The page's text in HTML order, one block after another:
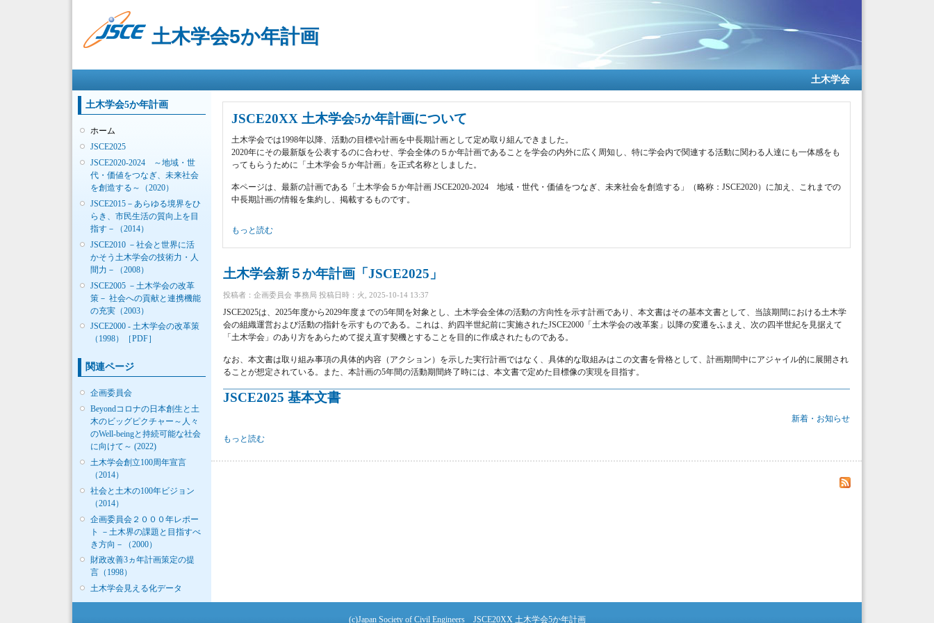
ツ
に
動
土木学会5か年計画
土木学会
土木学会5か年計画
ホーム
JSCE2025
JSCE2020-2024 ～地域・世
代・価値をつなぎ、未来社会
を創造する～（2020）
JSCE2015－あらゆる境界をひ
らき、市民生活の質向上を目
指す－（2014）
JSCE2010 －社会と世界に活
かそう土木学会の技術力・人
間力－（2008）
JSCE2005 －土木学会の改革
策－ 社会への貢献と連携機能
の充実（2003）
JSCE2000 - 土木学会の改革策
（1998）［PDF］
関連ページ
企画委員会
Beyondコロナの日本創生と土
木のビッグピクチャー～人々
のWell-beingと持続可能な社会
に向けて～ (2022)
土木学会創立100周年宣言
（2014）
社会と土木の100年ビジョン
（2014）
企画委員会２０００年レポー
ト －土木界の課題と目指すべ
き方向－（2000）
財政改善3ヵ年計画策定の提
言（1998）
土木学会見える化データ
JSCE20XX 土木学会5か年計画について
土木学会では1998年以降、活動の目標や計画を中長期計画として定め取り組んできました。
2020年にその最新版を公表するのに合わせ、学会全体の５か年計画であることを学会の内外に広く周知し、特に学会内で関連する活動に関わる人達にも一体感をも
ってもらうために「土木学会５か年計画」を正式名称としました。
本ページは、最新の計画である「土木学会５か年計画 JSCE2020-2024 地域・世代・価値をつなぎ、未来社会を創造する」（略称：JSCE2020）に加え、これまでの
中長期計画の情報を集約し、掲載するものです。
JSCE20XX 土木学会5か年計画について について
もっと読む
土木学会新５か年計画「JSCE2025」
投稿者： 企画委員会 事務局 投稿日時：火, 2025-10-14 13:37
JSCE2025は、2025年度から2029年度までの5年間を対象とし、土木学会全体の活動の方向性を示す計画であり、本文書はその基本文書として、当該期間における土木学
会の組織運営および活動の指針を示すものである。これは、約四半世紀前に実施されたJSCE2000「土木学会の改革案」以降の変遷をふまえ、次の四半世紀を見据えて
「土木学会」のあり方をあらためて捉え直す契機とすることを目的に作成されたものである。
なお、本文書は取り組み事項の具体的内容（アクション）を示した実行計画ではなく、具体的な取組みはこの文書を骨格として、計画期間中にアジャイル的に展開され
ることが想定されている。また、本計画の5年間の活動期間終了時には、本文書で定めた目標像の実現を目指す。
JSCE2025 基本文書
新着・お知らせ
土木学会新５か年計画「JSCE2025」 について
もっと読む
(c)Japan Society of Civil Engineers JSCE20XX 土木学会5か年計画